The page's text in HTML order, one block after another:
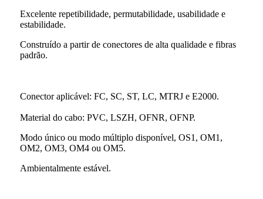
Excelente repetibilidade, permutabilidade, usabilidade e
estabilidade.
Construído a partir de conectores de alta qualidade e fibras
padrão.
Conector aplicável: FC, SC, ST, LC, MTRJ e E2000.
Material do cabo: PVC, LSZH, OFNR, OFNP.
Modo único ou modo múltiplo disponível, OS1, OM1,
OM2, OM3, OM4 ou OM5.
Ambientalmente estável.